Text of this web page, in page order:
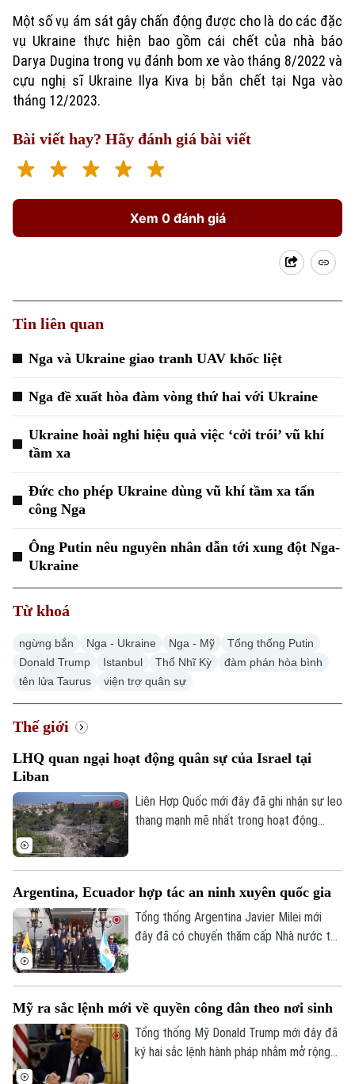
0865.116.699 (hotline) 0865.116.699
Một số vụ ám sát gây chấn động được cho là do các đặc
vụ Ukraine thực hiện bao gồm cái chết của nhà báo
Darya Dugina trong vụ đánh bom xe vào tháng 8/2022 và
cựu nghị sĩ Ukraine Ilya Kiva bị bắn chết tại Nga vào
tháng 12/2023.
Bài viết hay? Hãy đánh giá bài viết
Xem 0 đánh giá
Tin liên quan
Nga và Ukraine giao tranh UAV khốc liệt
Nga đề xuất hòa đàm vòng thứ hai với Ukraine
Ukraine hoài nghi hiệu quả việc ‘cởi trói’ vũ khí
tầm xa
Đức cho phép Ukraine dùng vũ khí tầm xa tấn
công Nga
Ông Putin nêu nguyên nhân dẫn tới xung đột Nga-
Ukraine
Từ khoá
ngừng bắn Nga - Ukraine Nga - Mỹ
Tổng thống Putin
Donald Trump
Istanbul Thổ Nhĩ Kỳ
đàm phán hòa bình
tên lửa Taurus
viện trợ quân sự
Thế giới
LHQ quan ngại hoạt động quân sự của Israel tại
Liban
Liên Hợp Quốc mới đây đã ghi nhận sự leo
thang mạnh mẽ nhất trong hoạt động
nhiều khu vực.
Argentina, Ecuador hợp tác an ninh xuyên quốc gia
Tổng thống Argentina Javier Milei mới
đây đã có chuyến thăm cấp Nhà nước tới
nhiều thỏa thuận quan trọng nhằm thắt
chặt quan hệ song phương trên các lĩnh
vực an ninh mạng, ô tô và dẫn độ.
Mỹ ra sắc lệnh mới về quyền công dân theo nơi sinh
Tổng thống Mỹ Donald Trump mới đây đã
ký hai sắc lệnh hành pháp nhằm mở rộng